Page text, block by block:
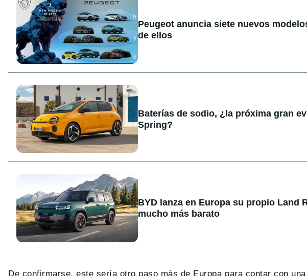
Peugeot anuncia siete nuevos
de ellos
Baterías de sodio, ¿la próxima gran
Spring?
BYD lanza en Europa su propio Land
mucho más barato
De confirmarse, este sería otro paso más de Europa para contar con